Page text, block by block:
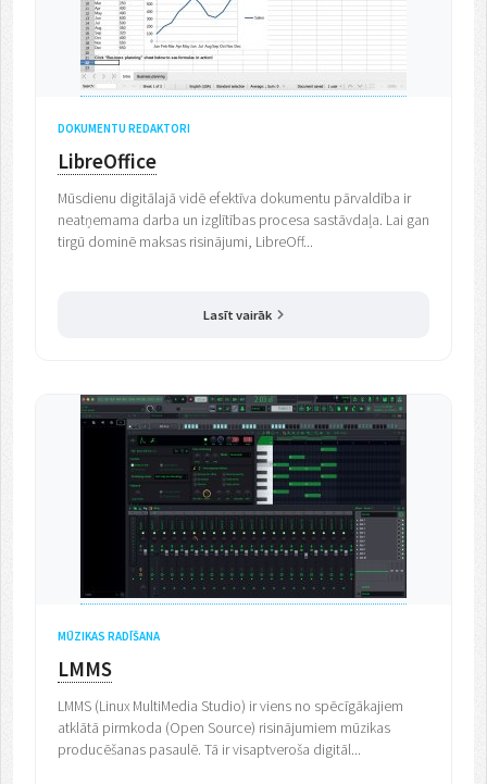
DOKUMENTU REDAKTORI
LibreOffice
Mūsdienu digitālajā vidē efektīva dokumentu pārvaldība ir
neatņemama darba un izglītības procesa sastāvdaļa. Lai gan
tirgū dominē maksas risinājumi, LibreOff...
Lasīt vairāk
MŪZIKAS RADĪŠANA
LMMS
LMMS (Linux MultiMedia Studio) ir viens no spēcīgākajiem
atklātā pirmkoda (Open Source) risinājumiem mūzikas
producēšanas pasaulē. Tā ir visaptveroša digitāl...